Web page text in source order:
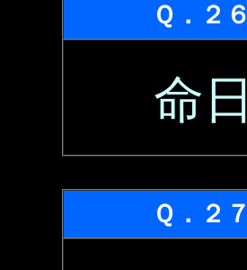
Ｑ．２６
命日
Ｑ．２７